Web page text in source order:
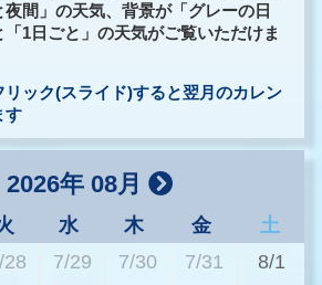
間」の天気、背景が「グレーの日
1日ごと」の天気がご覧いただけま
リック(スライド)すると翌月のカレン
す
2026年 08月
水 木 金
土
28 7/29 7/30 7/31 8/1